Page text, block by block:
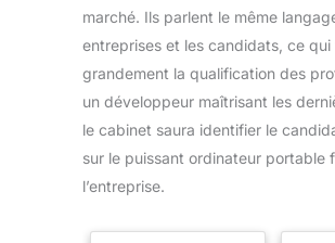
marché. Ils parlent le même
entreprises et les candidats, ce
grandement la qualification des
un développeur maîtrisant les
le cabinet saura identifier le
sur le puissant ordinateur portable
l’entreprise.